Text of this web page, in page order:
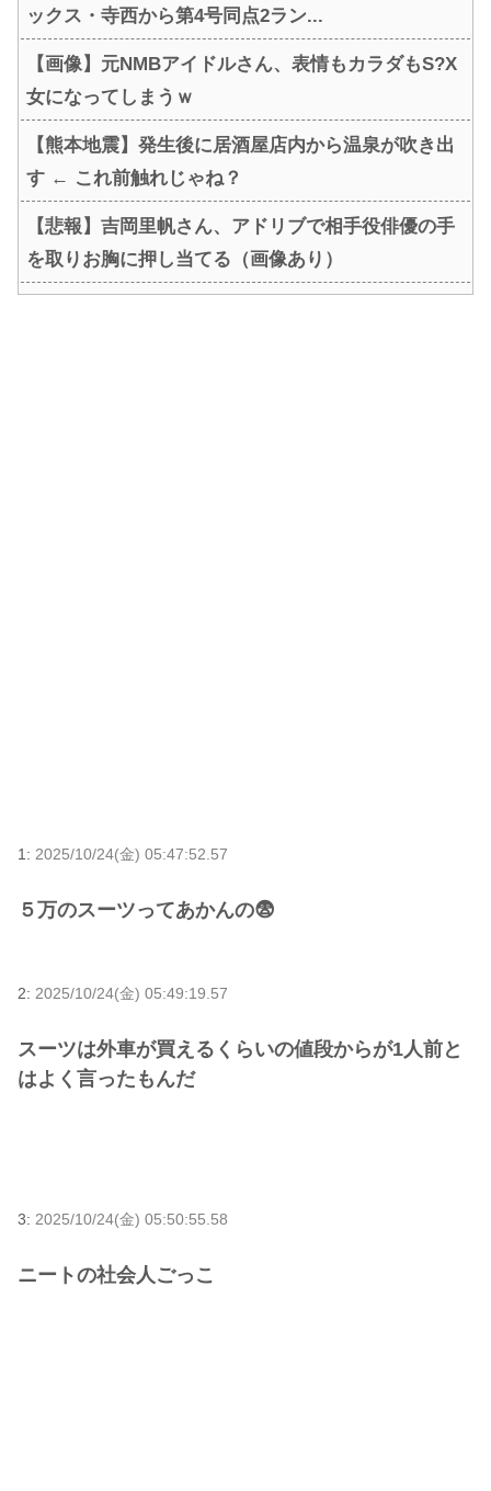
ックス・寺西から第4号同点2ラン...
【画像】元NMBアイドルさん、表情もカラダもS?X
女になってしまうｗ
【熊本地震】発生後に居酒屋店内から温泉が吹き出
す ← これ前触れじゃね？
【悲報】吉岡里帆さん、アドリブで相手役俳優の手
を取りお胸に押し当てる（画像あり）
1: 2025/10/24(金) 05:47:52.57
５万のスーツってあかんの😨
2: 2025/10/24(金) 05:49:19.57
スーツは外車が買えるくらいの値段からが1人前と
はよく言ったもんだ
3: 2025/10/24(金) 05:50:55.58
ニートの社会人ごっこ